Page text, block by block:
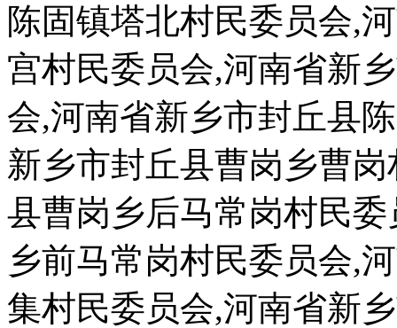
陈固镇塔北村民委员会,
宫村民委员会,河南省新
会,河南省新乡市封丘县
新乡市封丘县曹岗乡曹
县曹岗乡后马常岗村民
乡前马常岗村民委员会,
集村民委员会,河南省新